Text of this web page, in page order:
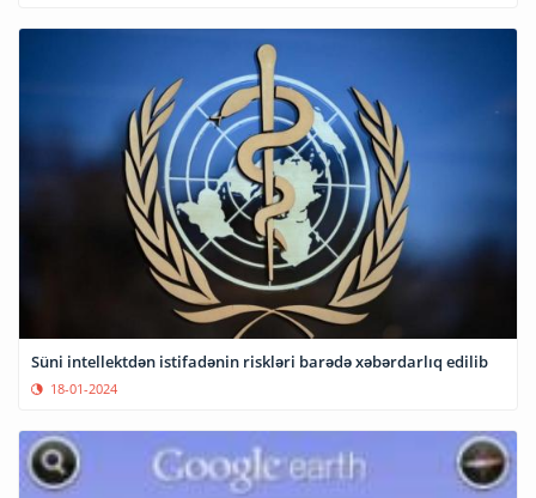
Süni intellektdən istifadənin riskləri barədə xəbərdarlıq edilib
18-01-2024